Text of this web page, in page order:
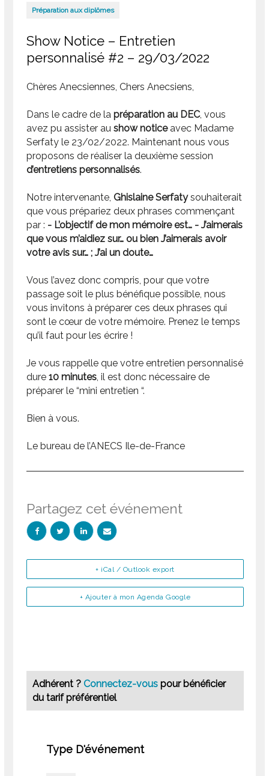
Préparation aux diplômes
Show Notice – Entretien
personnalisé #2 – 29/03/2022
Chères Anecsiennes, Chers Anecsiens,
Dans le cadre de lapréparation au DEC, vous
avez pu assister aushow noticeavec Madame
Serfaty le 23/02/2022. Maintenant nous vous
proposons de réaliser la deuxième session
d’entretiens personnalisés.
Notre intervenante,Ghislaine Serfatysouhaiterait
que vous prépariez deux phrases commençant
par : - L’objectif de mon mémoire est… - J’aimerais
que vous m’aidiez sur… ou bien J’aimerais avoir
votre avis sur… ; J’ai un doute…
Vous l’avez donc compris, pour que votre
passage soit le plus bénéfique possible, nous
vous invitons à préparer ces deux phrases qui
sont le cœur de votre mémoire. Prenez le temps
qu’il faut pour les écrire !
Je vous rappelle que votre entretien personnalisé
dure10 minutes, il est donc nécessaire de
préparer le “mini entretien “.
Bien à vous.
Le bureau de l’ANECS Ile-de-France
Partagez cet événement
+ Ajouter à mon Agenda Google
+ iCal / Outlook export
Adhérent ?Connectez-vouspour bénéficier
du tarif préférentiel
Type D'événement